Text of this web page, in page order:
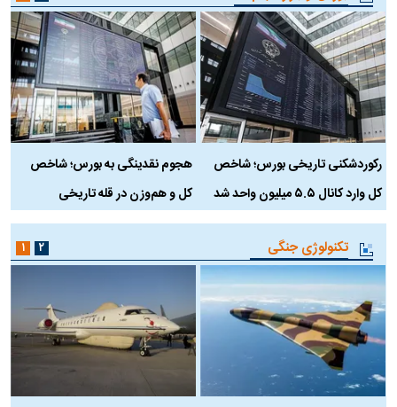
رکوردشکنی تاریخی بورس؛ شاخص
کل وارد کانال ۵.۵ میلیون واحد شد
هجوم نقدینگی به بورس؛ شاخص
کل و هم‌وزن در قله تاریخی
تکنولوژی جنگی ۱ ۲